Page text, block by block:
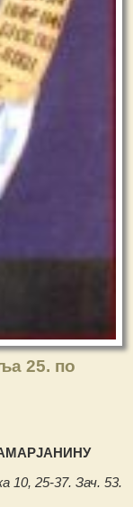
25. по
10, 25-37. Зач. 53.